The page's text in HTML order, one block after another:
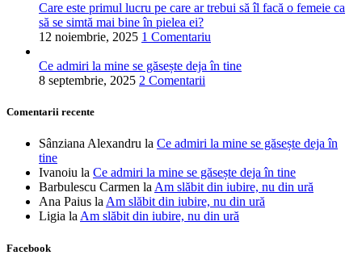
Care este primul lucru pe care ar trebui să îl facă o femeie ca
să se simtă mai bine în pielea ei?
12 noiembrie, 2025 1 Comentariu
Ce admiri la mine se găsește deja în tine
8 septembrie, 2025 2 Comentarii
Comentarii recente
Sânziana Alexandru la Ce admiri la mine se găsește deja în
tine
Ivanoiu la Ce admiri la mine se găsește deja în tine
Barbulescu Carmen laAm slăbit din iubire, nu din ură
Ana Paius laAm slăbit din iubire, nu din ură
Ligia laAm slăbit din iubire, nu din ură
Facebook